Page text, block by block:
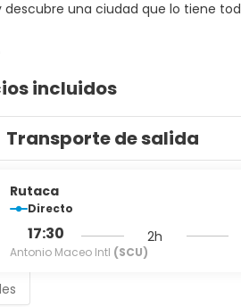
descubre una ciudad que lo tiene
incluidos
Transporte de salida
Rutaca
Directo
17:30
Antonio Maceo Intl (SCU)
2h